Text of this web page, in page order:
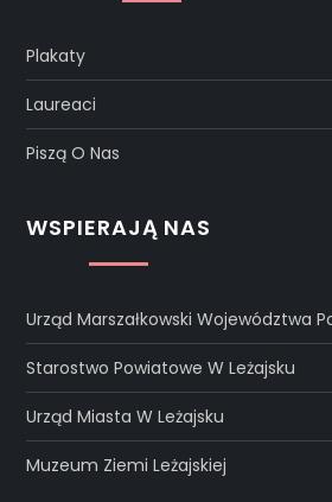
Plakaty
Laureaci
Piszą O Nas
WSPIERAJĄ NAS
Urząd Marszałkowski Województwa
Starostwo Powiatowe W Leżajsku
Urząd Miasta W Leżajsku
Muzeum Ziemi Leżajskiej